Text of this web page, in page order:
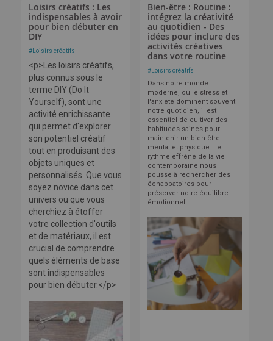
Loisirs créatifs : Les
indispensables à avoir
pour bien débuter en
DIY
# Loisirs créatifs
<p>Les loisirs créatifs,
plus connus sous le
terme DIY (Do It
Yourself), sont une
activité enrichissante
qui permet d'explorer
son potentiel créatif
tout en produisant des
objets uniques et
personnalisés. Que vous
soyez novice dans cet
univers ou que vous
cherchiez à étoffer
votre collection d'outils
et de matériaux, il est
crucial de comprendre
quels éléments de base
sont indispensables
pour bien débuter.</p>
Bien-être : Routine :
intégrez la créativité
au quotidien - Des
idées pour inclure des
activités créatives
dans votre routine
#Loisirs créatifs
Dans notre monde
moderne, où le stress et
l'anxiété dominent souvent
notre quotidien, il est
essentiel de cultiver des
habitudes saines pour
maintenir un bien-être
mental et physique. Le
rythme effréné de la vie
contemporaine nous
pousse à rechercher des
échappatoires pour
préserver notre équilibre
émotionnel.